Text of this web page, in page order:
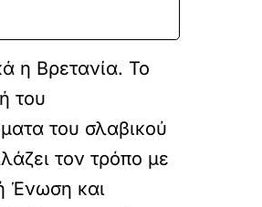
η Βρετανία. Το
του
του σλαβικού
τον τρόπο με
Ένωση και